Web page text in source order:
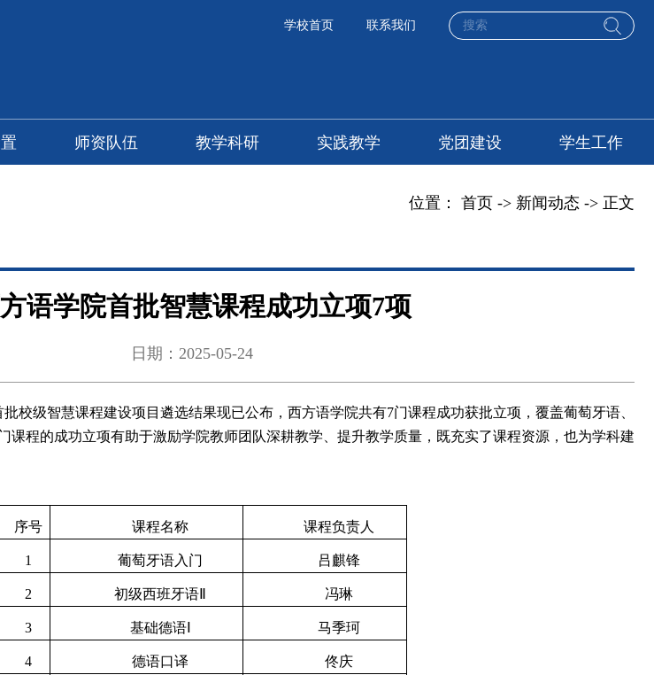
学校首页 联系我们
师资队伍 教学科研 实践教学 党团建设 学生工作
位置： 首页 -> 新闻动态 -> 正文
语学院首批智慧课程成功立项7项
日期：2025-05-24
校级智慧课程建设项目遴选结果现已公布，西方语学院共有7门课程成功获批立项，覆盖葡萄牙语、
课程的成功立项有助于激励学院教师团队深耕教学、提升教学质量，既充实了课程资源，也为学科建
序号 课程名称 课程负责人
1 葡萄牙语入门 吕麒锋
2 初级西班牙语 冯琳
3 基础德语Ⅰ 马季珂
4 德语口译 佟庆